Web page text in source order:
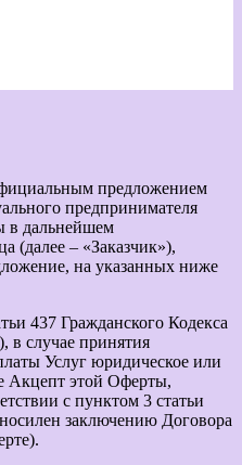
предложением
предпринимателя
в дальнейшем
(далее – «Заказчик»),
на указанных ниже
437 Гражданского Кодекса
случае принятия
Услуг юридическое или
Акцепт этой Оферты,
с пунктом 3 статьи
заключению Договора